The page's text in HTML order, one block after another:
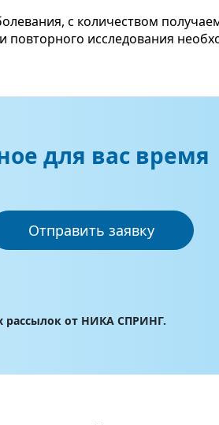
с количеством
повторного исследования
для вас время
Отправить заявку
рассылок от НИКА СПРИНГ.